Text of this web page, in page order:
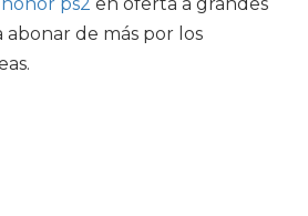
abonar de más por los